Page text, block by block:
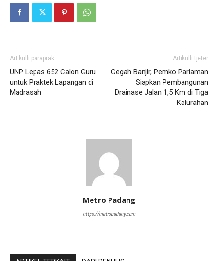
Artikulli paraprak
UNP Lepas 652 Calon Guru
untuk Praktek Lapangan di
Madrasah
Artikulli tjetër
Cegah Banjir, Pemko Pariaman
Siapkan Pembangunan
Drainase Jalan 1,5 Km di Tiga
Kelurahan
Metro Padang
https://metropadang.com